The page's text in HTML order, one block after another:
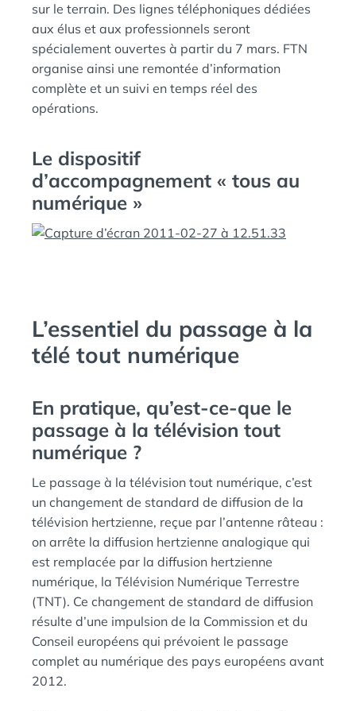
sur le terrain. Des lignes téléphoniques dédiées
aux élus et aux professionnels seront
spécialement ouvertes à partir du 7 mars. FTN
organise ainsi une remontée d’information
complète et un suivi en temps réel des
opérations.
Le dispositif
d’accompagnement « tous au
numérique »
L’essentiel du passage à la
télé tout numérique
En pratique, qu’est-ce-que le
passage à la télévision tout
numérique ?
Le passage à la télévision tout numérique, c’est
un changement de standard de diffusion de la
télévision hertzienne, reçue par l’antenne râteau :
on arrête la diffusion hertzienne analogique qui
est remplacée par la diffusion hertzienne
numérique, la Télévision Numérique Terrestre
(TNT). Ce changement de standard de diffusion
résulte d’une impulsion de la Commission et du
Conseil européens qui prévoient le passage
complet au numérique des pays européens avant
2012.